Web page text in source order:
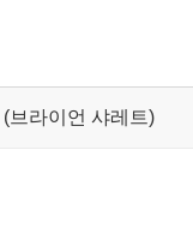
(브라이언 샤레트)